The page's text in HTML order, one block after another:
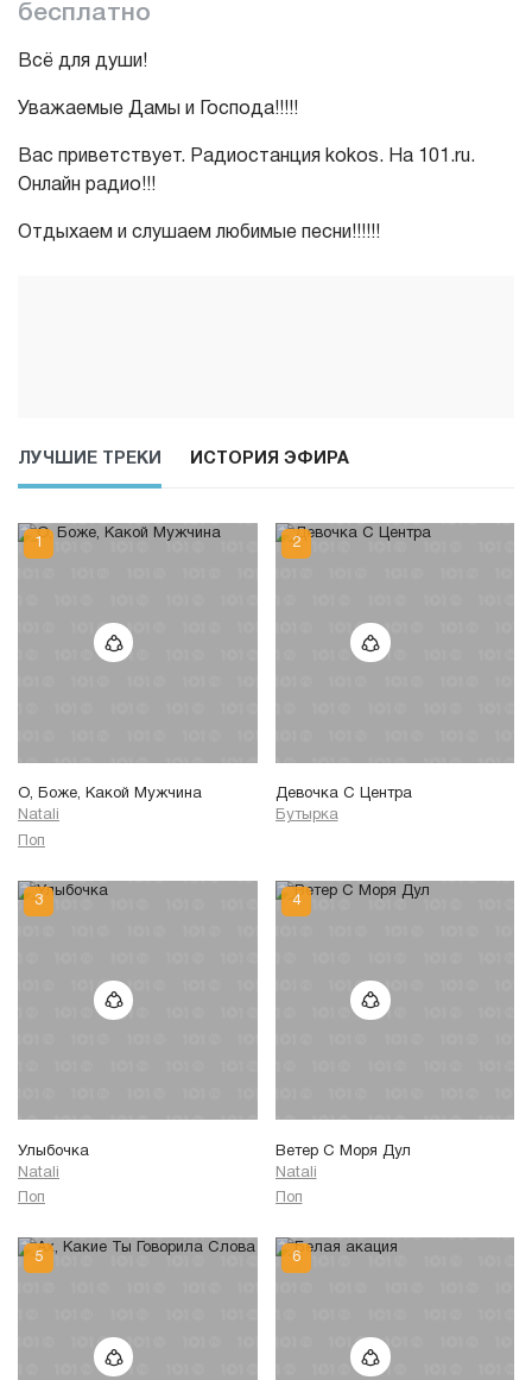
бесплатно
Всё для души!
Уважаемые Дамы и Господа!!!!!
Вас приветствует. Радиостанция kokos. На 101.ru.
Онлайн радио!!!
Отдыхаем и слушаем любимые песни!!!!!!
ЛУЧШИЕ ТРЕКИ ИСТОРИЯ ЭФИРА
О, Боже, Какой Мужчина
Natali
Поп
Девочка С Центра
Бутырка
Улыбочка
Natali
Поп
Ветер С Моря Дул
Natali
Поп